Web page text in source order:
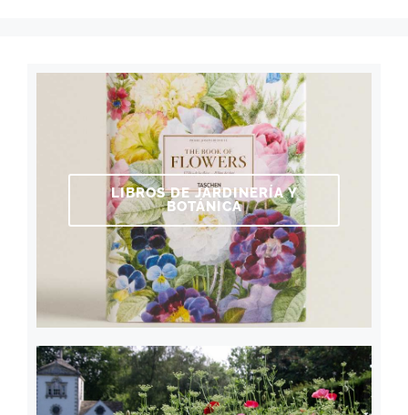
LIBROS DE JARDINERÍA Y
BOTÁNICA